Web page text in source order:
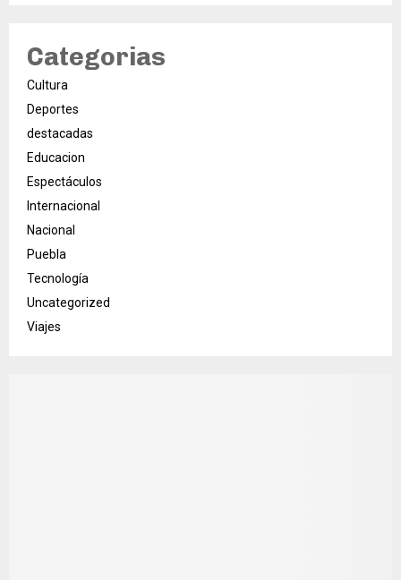
Categorias
Cultura
Deportes
destacadas
Educacion
Espectáculos
Internacional
Nacional
Puebla
Tecnología
Uncategorized
Viajes